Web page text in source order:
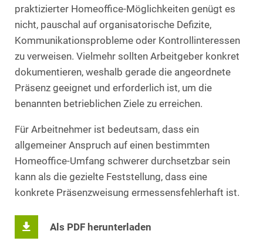
praktizierter Homeoffice-Möglichkeiten genügt es
nicht, pauschal auf organisatorische Defizite,
Kommunikationsprobleme oder Kontrollinteressen
zu verweisen. Vielmehr sollten Arbeitgeber konkret
dokumentieren, weshalb gerade die angeordnete
Präsenz geeignet und erforderlich ist, um die
benannten betrieblichen Ziele zu erreichen.
Für Arbeitnehmer ist bedeutsam, dass ein
allgemeiner Anspruch auf einen bestimmten
Homeoffice-Umfang schwerer durchsetzbar sein
kann als die gezielte Feststellung, dass eine
konkrete Präsenzweisung ermessensfehlerhaft ist.
Als PDF herunterladen